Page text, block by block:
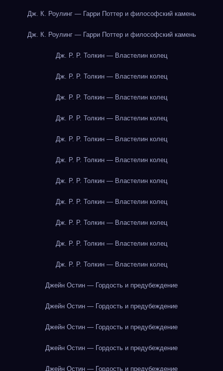
Дж. К. Роулинг — Гарри Поттер и философский камень
Дж. К. Роулинг — Гарри Поттер и философский камень
Дж. Р. Р. Толкин — Властелин колец
Дж. Р. Р. Толкин — Властелин колец
Дж. Р. Р. Толкин — Властелин колец
Дж. Р. Р. Толкин — Властелин колец
Дж. Р. Р. Толкин — Властелин колец
Дж. Р. Р. Толкин — Властелин колец
Дж. Р. Р. Толкин — Властелин колец
Дж. Р. Р. Толкин — Властелин колец
Дж. Р. Р. Толкин — Властелин колец
Дж. Р. Р. Толкин — Властелин колец
Дж. Р. Р. Толкин — Властелин колец
Джейн Остин — Гордость и предубеждение
Джейн Остин — Гордость и предубеждение
Джейн Остин — Гордость и предубеждение
Джейн Остин — Гордость и предубеждение
Джейн Остин — Гордость и предубеждение